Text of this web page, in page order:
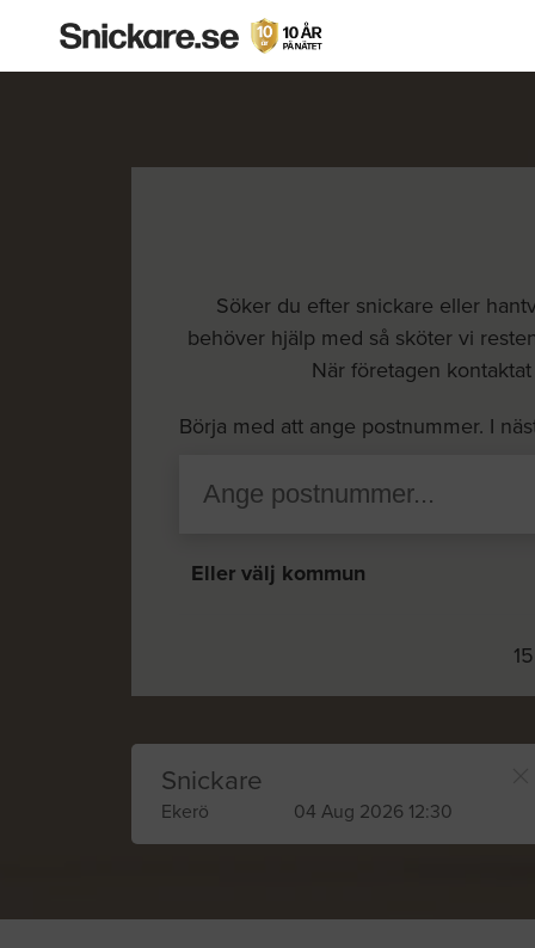
Söker du efter snickare eller
behöver hjälp med så sköter vi
När företagen
Börja med att ange postnummer. I
Eller välj kommun
Snickare
Ekerö 04 Aug 2026 12:30